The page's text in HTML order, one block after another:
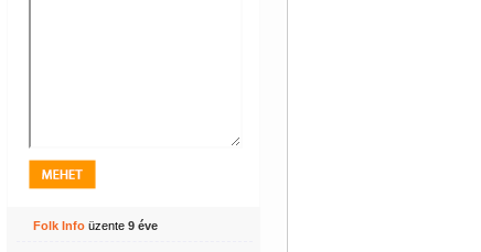
Folk Infoüzente 9 éve